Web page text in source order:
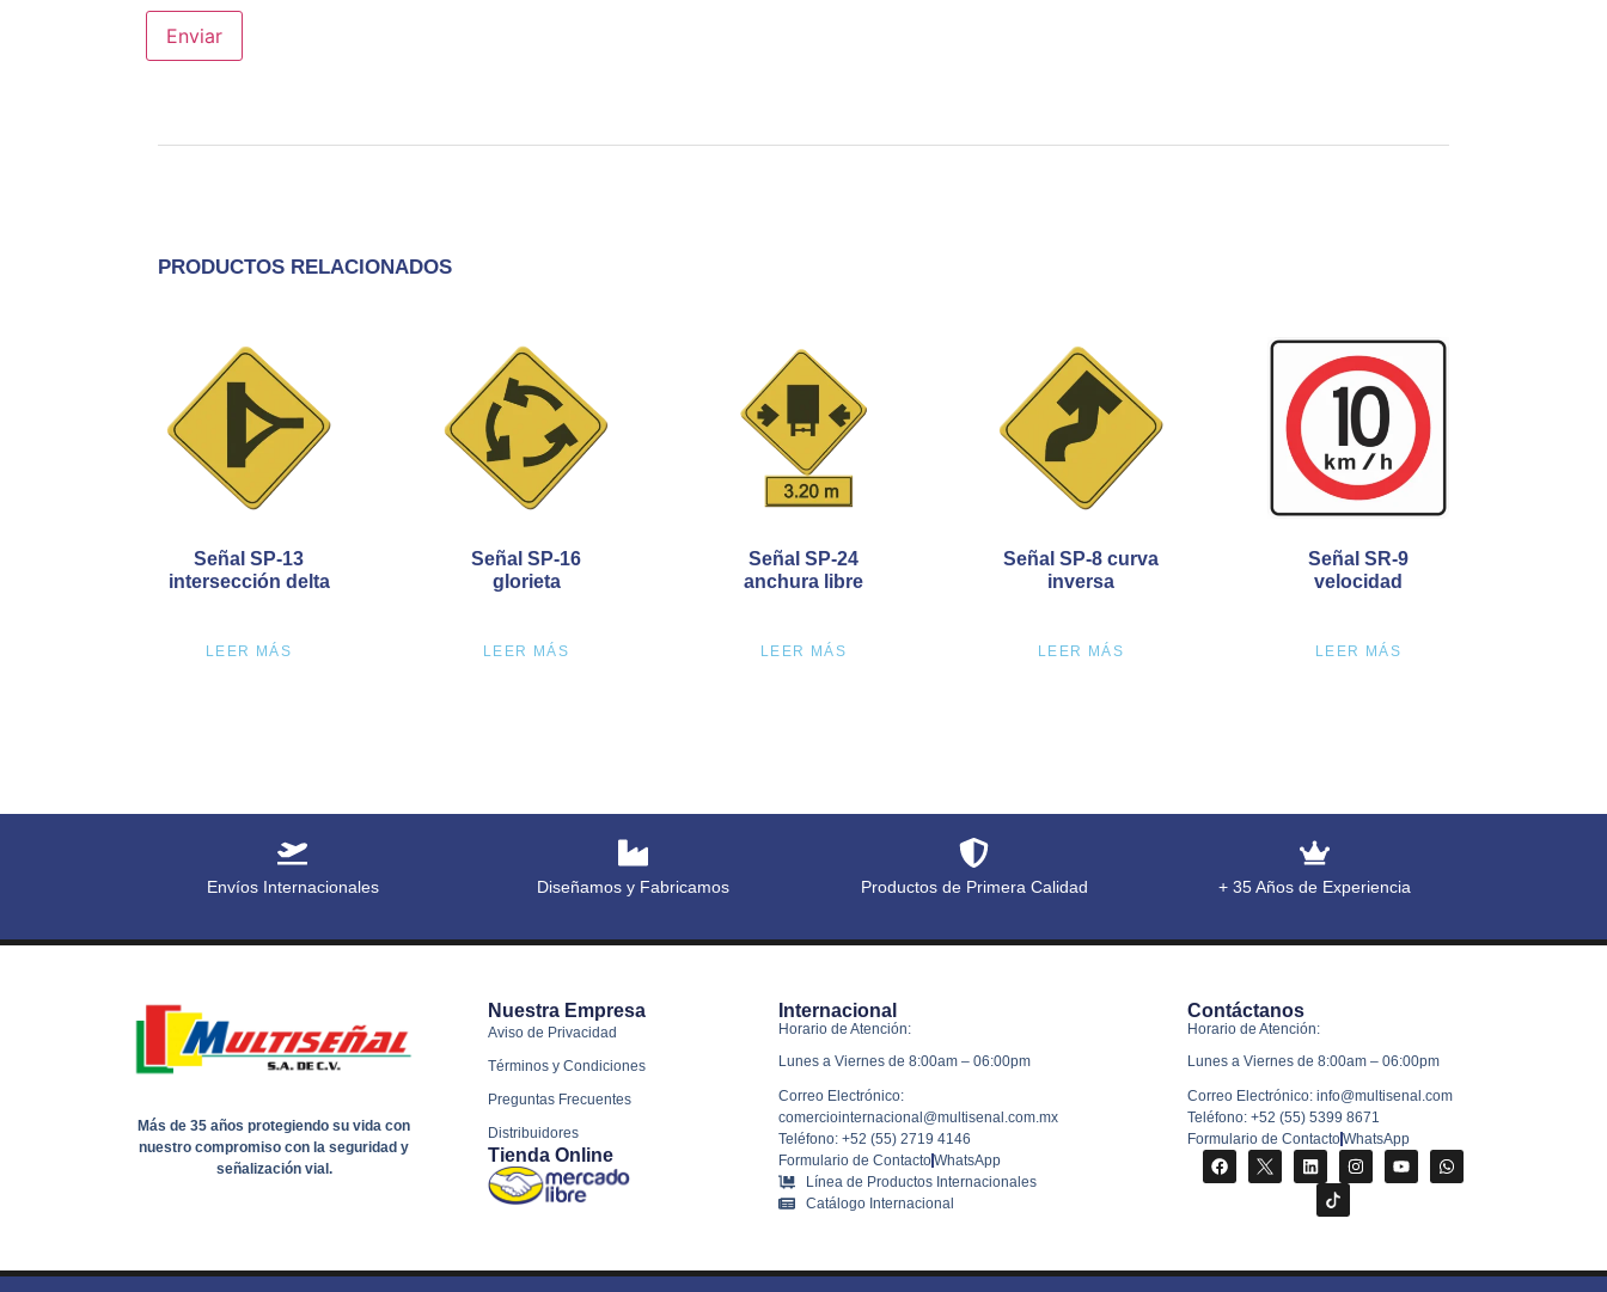
PRODUCTOS RELACIONADOS
Señal SP-13
intersección delta
LEER MÁS
Señal SP-16
glorieta
LEER MÁS
Señal SP-24
anchura libre
LEER MÁS
Señal SP-8 curva
inversa
LEER MÁS
Señal SR-9
velocidad
LEER MÁS
Envíos Internacionales Diseñamos y Fabricamos Productos de Primera Calidad + 35 Años de Experiencia
Más de 35 años protegiendo su vida con
nuestro compromiso con la seguridad y
señalización vial.
Nuestra Empresa
Aviso de Privacidad
Términos y Condiciones
Preguntas Frecuentes
Distribuidores
Tienda Online
Internacional
Horario de Atención:
Lunes a Viernes de 8:00am – 06:00pm
Correo Electrónico:
comerciointernacional@multisenal.com.mx
Teléfono: +52 (55) 2719 4146
Formulario de ContactoWhatsApp
Línea de Productos Internacionales
Catálogo Internacional
Contáctanos
Horario de Atención:
Lunes a Viernes de 8:00am – 06:00pm
Correo Electrónico: info@multisenal.com
Teléfono: +52 (55) 5399 8671
Formulario de ContactoWhatsApp